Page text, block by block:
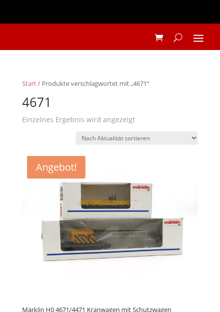
Start/ Produkte verschlagwortet mit „4671“
4671
Einzelnes Ergebnis wird angezeigt
Angebot!
Märklin H0 4671/4471 Kranwagen mit Schutzwagen